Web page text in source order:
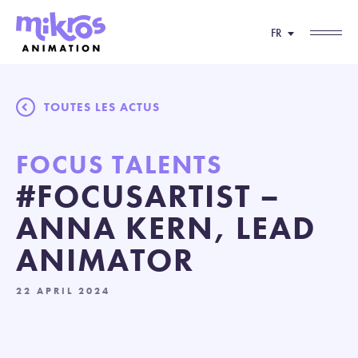
FR
TOUTES LES ACTUS
FOCUS TALENTS
#FOCUSARTIST –
ANNA KERN, LEAD
ANIMATOR
22 APRIL 2024